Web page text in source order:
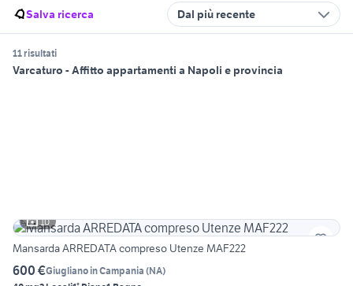
Salva ricerca Dal più recente
11 risultati
Varcaturo - Affitto appartamenti a Napoli e provincia
10
Mansarda ARREDATA compreso Utenze MAF222
600 €Giugliano in Campania (NA)